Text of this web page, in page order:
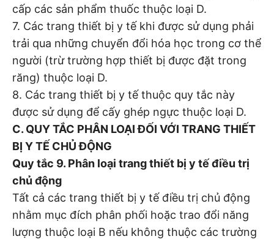
cấp các sản phẩm thuốc thuộc loại D.
7. Các trang thiết bị y tế khi được sử dụng phải
trải qua những chuyển đổi hóa học trong cơ thể
người (trừ trường hợp thiết bị được đặt trong
răng) thuộc loại D.
8. Các trang thiết bị y tế thuộc quy tắc này
được sử dụng để cấy ghép ngực thuộc loại D.
C. QUY TẮC PHÂN LOẠI ĐỐI VỚI TRANG THIẾT
BỊ Y TẾ CHỦ ĐỘNG
Quy tắc 9. Phân loại trang thiết bị y tế điều trị
chủ động
Tất cả các trang thiết bị y tế điều trị chủ động
nhằm mục đích phân phối hoặc trao đổi năng
lượng thuộc loại B nếu không thuộc các trường